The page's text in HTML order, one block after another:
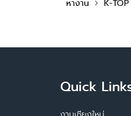
หางาน K-
Quick